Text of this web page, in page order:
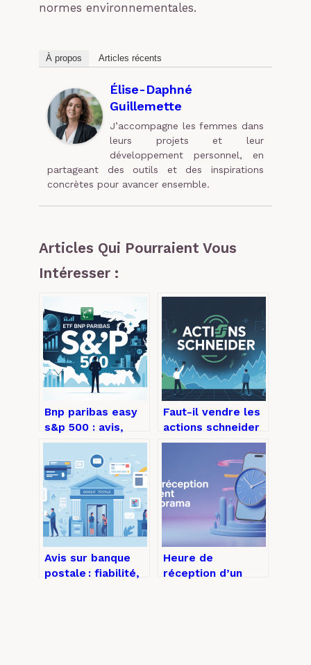
normes environnementales.
À propos Articles récents
Élise-Daphné
Guillemette
J’accompagne les femmes dans
leurs projets et leur
développement personnel, en
partageant des outils et des inspirations
concrètes pour avancer ensemble.
Articles Qui Pourraient Vous
Intéresser :
Bnp paribas easy
s&p 500 : avis,
frais et mode
d’emploi complet
Faut-il vendre les
actions schneider
aujourd’hui ou
encore patienter ?
Avis sur banque
postale : fiabilité,
Heure de
réception d’un